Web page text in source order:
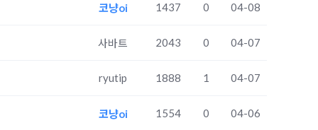
코냥oi 1437 0 04-08
사바트 2043 0 04-07
ryutip 1888 1 04-07
코냥oi 1554 0 04-06